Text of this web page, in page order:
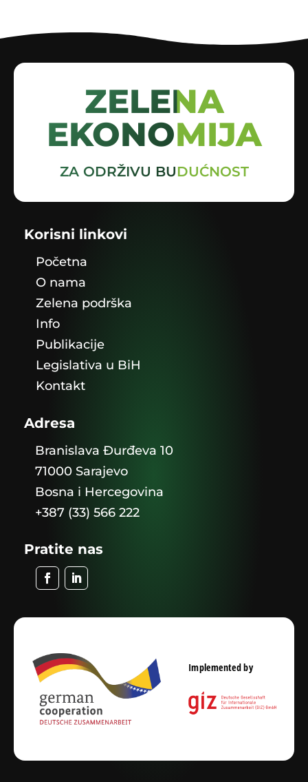
ZELENA
EKONOMIJA
ZA ODRŽIVU BUDUĆNOST
Korisni linkovi
Početna
O nama
Zelena podrška
Info
Publikacije
Legislativa u BiH
Kontakt
Adresa
Branislava Đurđeva 10
71000 Sarajevo
Bosna i Hercegovina
+387 (33) 566 222
Pratite nas